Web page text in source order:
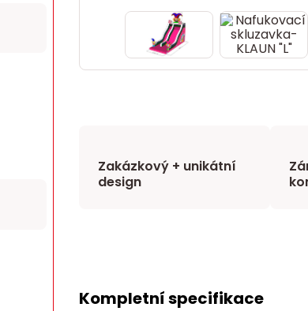
Zakázkový + unikátní
design
Kompletní specifikace